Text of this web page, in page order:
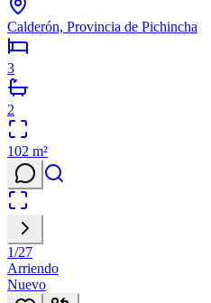
Calderón, Provincia de Pichincha
3
2
102 m²
1/27
Arriendo
Nuevo